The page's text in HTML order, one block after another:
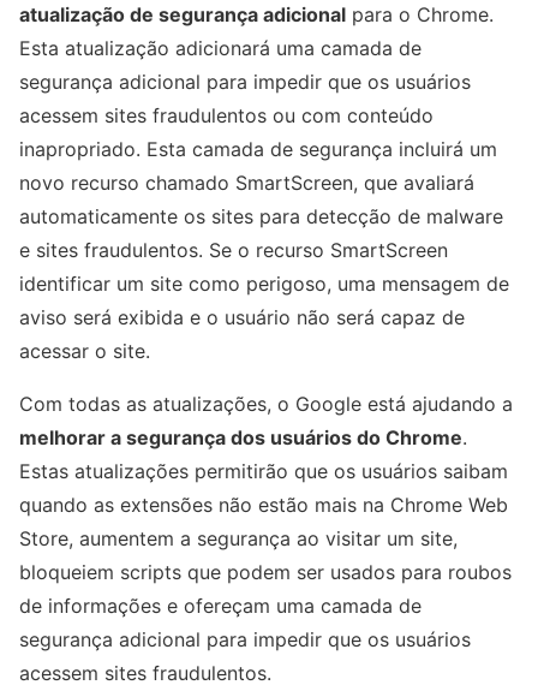
atualização de segurança adicional para o Chrome.
Esta atualização adicionará uma camada de
segurança adicional para impedir que os usuários
acessem sites fraudulentos ou com conteúdo
inapropriado. Esta camada de segurança incluirá um
novo recurso chamado SmartScreen, que avaliará
automaticamente os sites para detecção de malware
e sites fraudulentos. Se o recurso SmartScreen
identificar um site como perigoso, uma mensagem de
aviso será exibida e o usuário não será capaz de
acessar o site.
Com todas as atualizações, o Google está ajudando a
melhorar a segurança dos usuários do Chrome.
Estas atualizações permitirão que os usuários saibam
quando as extensões não estão mais na Chrome Web
Store, aumentem a segurança ao visitar um site,
bloqueiem scripts que podem ser usados ​​para roubos
de informações e ofereçam uma camada de
segurança adicional para impedir que os usuários
acessem sites fraudulentos.